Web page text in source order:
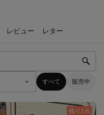
レビュー レター
すべて 販売中
残り1点